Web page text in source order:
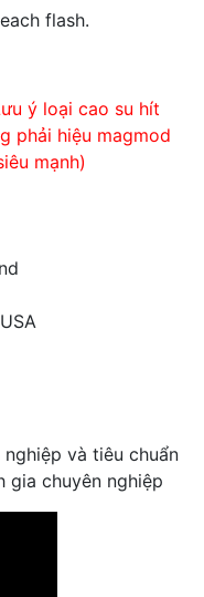
flash.
ý loại cao su hít
phải hiệu magmod
mạnh)
và tiêu chuẩn
gia chuyên nghiệp